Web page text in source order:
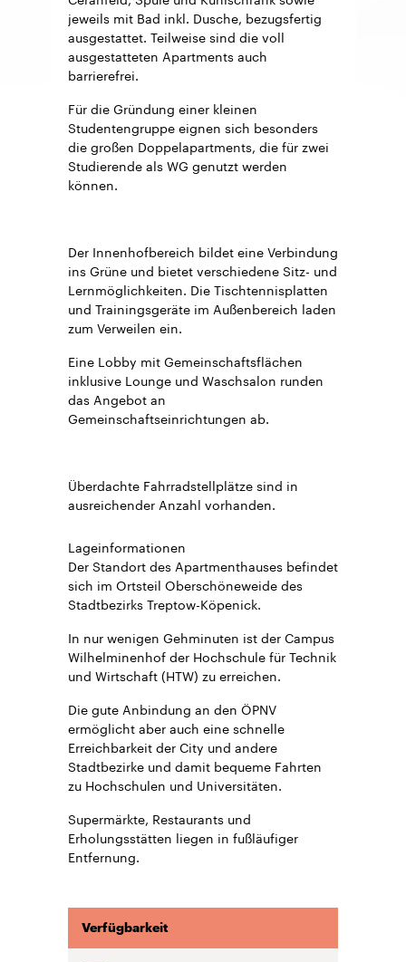
jeweils mit Bad inkl. Dusche, bezugsfertig
ausgestattet. Teilweise sind die voll
ausgestatteten Apartments auch
barrierefrei.
Für die Gründung einer kleinen
Studentengruppe eignen sich besonders
die großen Doppelapartments, die für zwei
Studierende als WG genutzt werden
können.
Der Innenhofbereich bildet eine Verbindung
ins Grüne und bietet verschiedene Sitz- und
Lernmöglichkeiten. Die Tischtennisplatten
und Trainingsgeräte im Außenbereich laden
zum Verweilen ein.
Eine Lobby mit Gemeinschaftsflächen
inklusive Lounge und Waschsalon runden
das Angebot an
Gemeinschaftseinrichtungen ab.
Überdachte Fahrradstellplätze sind in
ausreichender Anzahl vorhanden.
Lageinformationen
Der Standort des Apartmenthauses befindet
sich im Ortsteil Oberschöneweide des
Stadtbezirks Treptow-Köpenick.
In nur wenigen Gehminuten ist der Campus
Wilhelminenhof der Hochschule für Technik
und Wirtschaft (HTW) zu erreichen.
Die gute Anbindung an den ÖPNV
ermöglicht aber auch eine schnelle
Erreichbarkeit der City und andere
Stadtbezirke und damit bequeme Fahrten
zu Hochschulen und Universitäten.
Supermärkte, Restaurants und
Erholungsstätten liegen in fußläufiger
Entfernung.
Verfügbarkeit